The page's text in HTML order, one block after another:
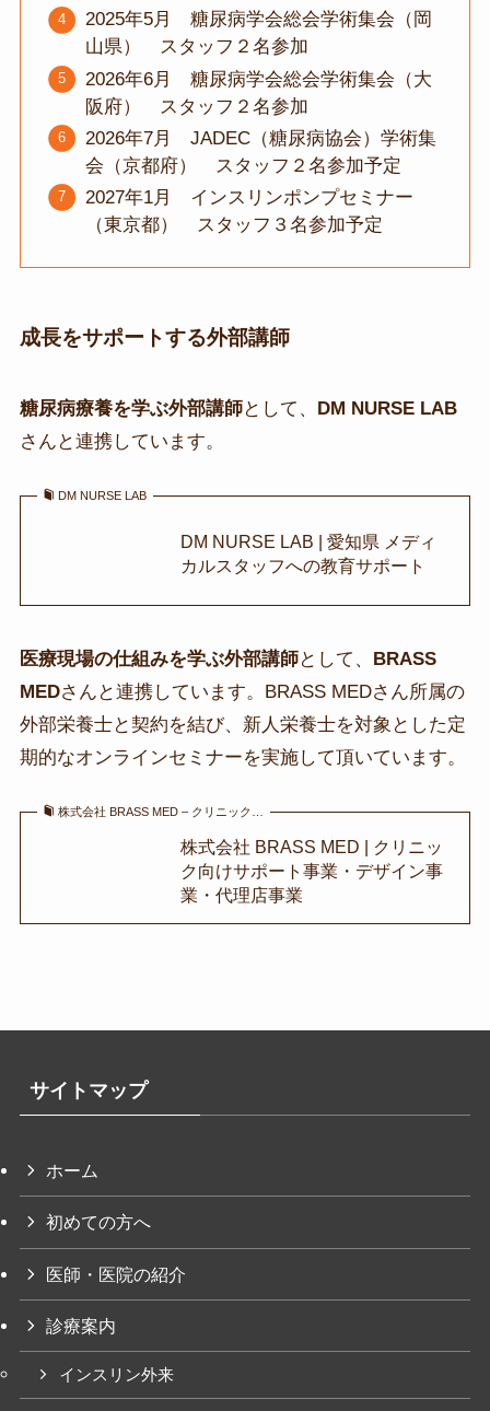
2025年5月 糖尿病学会総会学術集会（岡
山県） スタッフ２名参加
2026年6月 糖尿病学会総会学術集会（大
阪府） スタッフ２名参加
2026年7月 JADEC（糖尿病協会）学術集
会（京都府） スタッフ２名参加予定
2027年1月 インスリンポンプセミナー
（東京都） スタッフ３名参加予定
成長をサポートする外部講師
糖尿病療養を学ぶ外部講師として、 DM NURSE LAB
さんと連携しています。
DM NURSE LAB
DM NURSE LAB | 愛知県 メディ
カルスタッフへの教育サポート
医療現場の仕組みを学ぶ外部講師として、
BRASS
MEDさんと連携しています。BRASS MEDさん所属の
外部栄養士と契約を結び、新人栄養士を対象とした定
期的なオンラインセミナーを実施して頂いています。
株式会社 BRASS MED – クリニック…
株式会社 BRASS MED | クリニッ
ク向けサポート事業・デザイン事
業・代理店事業
サイトマップ
ホーム
初めての方へ
医師・医院の紹介
診療案内
インスリン外来